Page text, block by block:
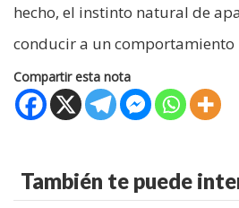
hecho, el instinto natural de
conducir a un comportamiento
Compartir esta nota
También te puede